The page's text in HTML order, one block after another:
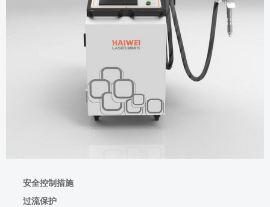
安全控制措施
过流保护